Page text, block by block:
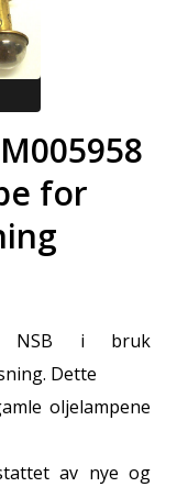
for
NSB i bruk
Dette
oljelampene
av nye og